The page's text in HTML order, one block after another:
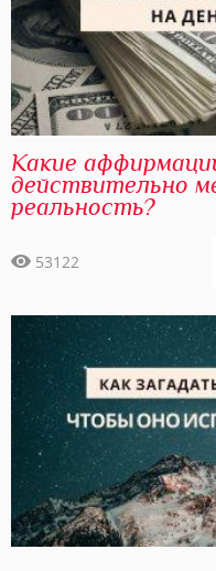
Какие
действительно
реальность?
53122